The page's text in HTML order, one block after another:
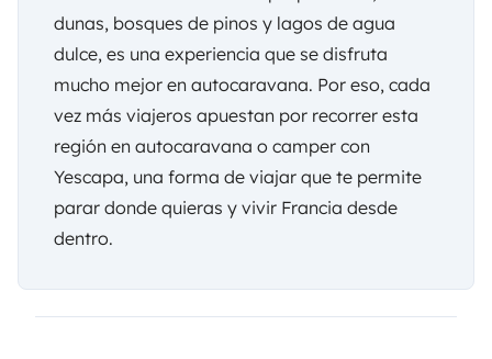
dunas, bosques de pinos y lagos de agua
dulce, es una experiencia que se disfruta
mucho mejor en autocaravana. Por eso, cada
vez más viajeros apuestan por recorrer esta
región en autocaravana o camper con
Yescapa, una forma de viajar que te permite
parar donde quieras y vivir Francia desde
dentro.